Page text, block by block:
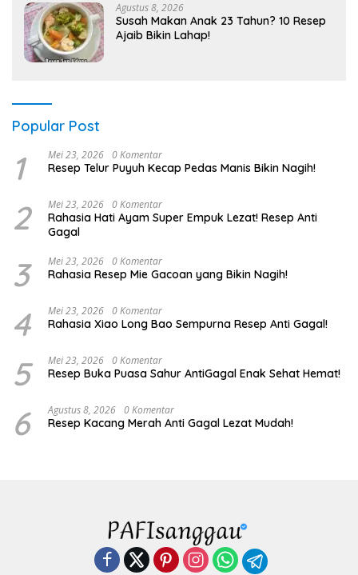
Agustus 8, 2026
Susah Makan Anak 23 Tahun? 10 Resep
Ajaib Bikin Lahap!
Popular Post
1 Mei 23, 2026 0 Komentar
Resep Telur Puyuh Kecap Pedas Manis Bikin Nagih!
2 Mei 23, 2026 0 Komentar
Rahasia Hati Ayam Super Empuk Lezat! Resep Anti
Gagal
3 Mei 23, 2026 0 Komentar
Rahasia Resep Mie Gacoan yang Bikin Nagih!
4 Mei 23, 2026 0 Komentar
Rahasia Xiao Long Bao Sempurna Resep Anti Gagal!
5 Mei 23, 2026 0 Komentar
Resep Buka Puasa Sahur AntiGagal Enak Sehat Hemat!
6 Agustus 8, 2026 0 Komentar
Resep Kacang Merah Anti Gagal Lezat Mudah!